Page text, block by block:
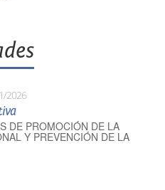
2026
DE PROMOCIÓN DE LA
Y PREVENCIÓN DE LA